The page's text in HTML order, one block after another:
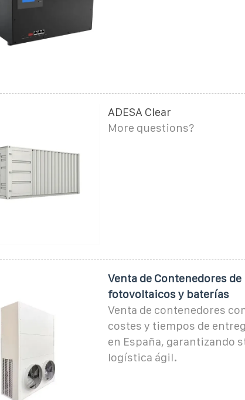
ADESA Clear
More questions?
Venta de Contenedores
fotovoltaicos y baterías
Venta de contenedores
costes y tiempos de
en España, garantizando
logística ágil.